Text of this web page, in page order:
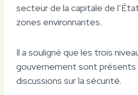
secteur de la capitale de
zones environnantes.
Il a souligné que les trois
gouvernement sont présents
discussions sur la sécurité.